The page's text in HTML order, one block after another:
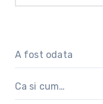
A fost odata
Ca si cum…